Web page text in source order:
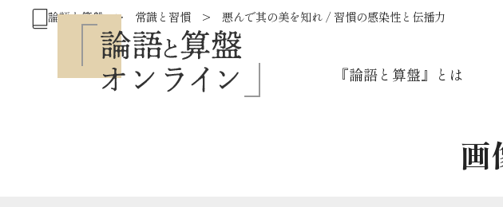
『論語と算盤』とは
画
論語と算盤 > 常識と習慣 > 悪んで其の美を知れ / 習慣の感染性と伝播力